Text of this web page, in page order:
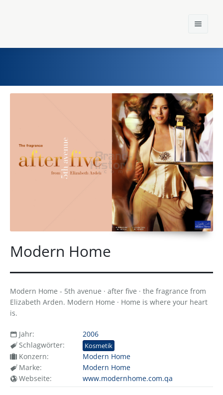
Home
Konzerne
Modern Home
Modern Home - 5th avenue · after five · the fragrance from
Elizabeth Arden. Modern Home · Home is where your heart
is.
Jahr:
2006
Schlagwörter:
Kosmetik
Konzern:
Modern Home
Marke:
Modern Home
Webseite:
www.modernhome.com.qa